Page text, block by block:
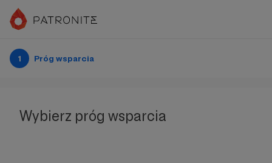
1 Próg wsparcia
Wybierz próg wsparcia